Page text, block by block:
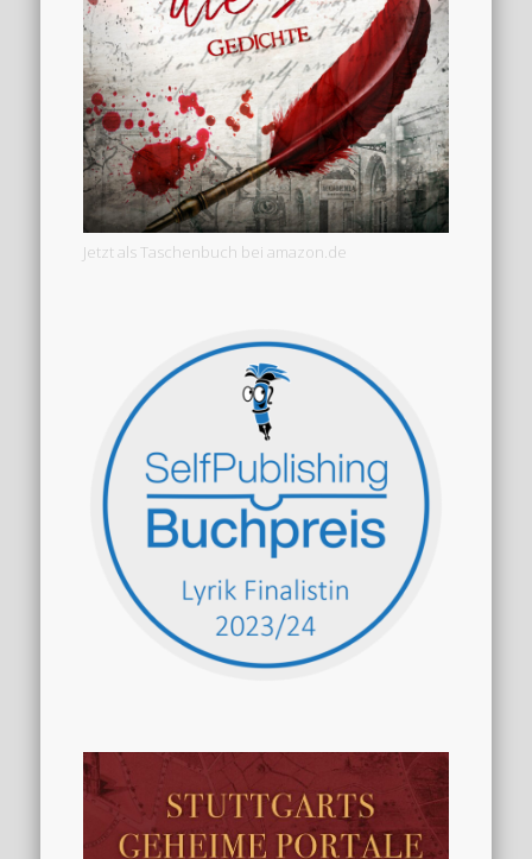
Jetzt als Taschenbuch bei amazon.de